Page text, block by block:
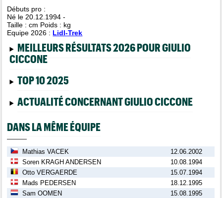
Débuts pro :
Né le 20.12.1994 -
Taille :cm Poids : kg
Equipe 2026 : Lidl-Trek
MEILLEURS RÉSULTATS 2026 POUR GIULIO
CICCONE
TOP 10 2025
ACTUALITÉ CONCERNANT GIULIO CICCONE
DANS LA MÊME ÉQUIPE
Mathias VACEK
12.06.2002
Soren KRAGH ANDERSEN
10.08.1994
Otto VERGAERDE
15.07.1994
Mads PEDERSEN
18.12.1995
Sam OOMEN
15.08.1995